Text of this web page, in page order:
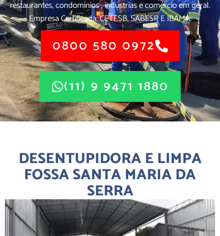
restaurantes, condomínios , indústrias e comércio em geral.
Empresa Certificada: CETESB, SABESP E IBAMA.
0800 580 0972
(11) 9 9471 1880
DESENTUPIDORA E LIMPA
FOSSA SANTA MARIA DA
SERRA